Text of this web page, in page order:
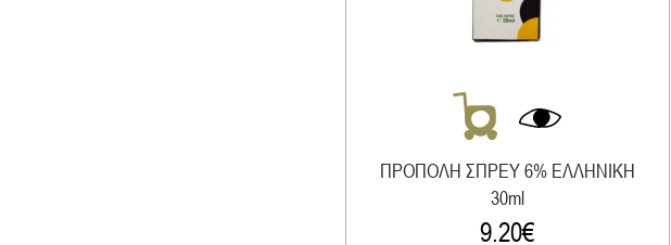
ΠΡΟΠΟΛΗ ΣΠΡΕΥ 6% ΕΛΛΗΝΙΚΗ
30ml
9.20€